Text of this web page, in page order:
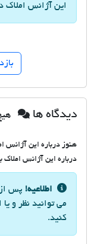
این آژانس املاک
دیدگاه ها
هنوز درباره این آژانس
درباره این آژانس املاک
اطلاعیه! پس
می توانید نظر و
کنید.